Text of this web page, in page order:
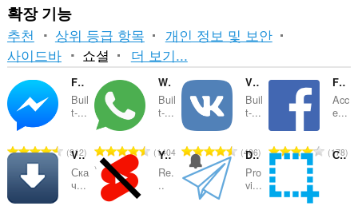
확장 기능
추천 상위 등급 항목
개인 정보 및 보안
사이드바
쇼셜
분
류
및
범
주
더 보기...
Facebook Messenger
Buil
t-...
총
등
급
912
WhatsApp
Buil
t-...
총
등
급
1404
VKontakte
Buil
t-...
총
등
급
406
Facebook Opera Sidebar
Acc
e...
총178
VK Saver
Ска
ч...
Youtube Shorts Blocker
Re.
..
Desktop Messenger for Telegram™
Pro
vi...
Скриншотер